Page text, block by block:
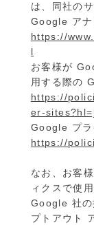
は、同社の
Google アナ
https://
l
お客様が
用する際の
https://
er-
Google プラ
https://
なお、お客
ィクスで使
Google 社の
プトアウト